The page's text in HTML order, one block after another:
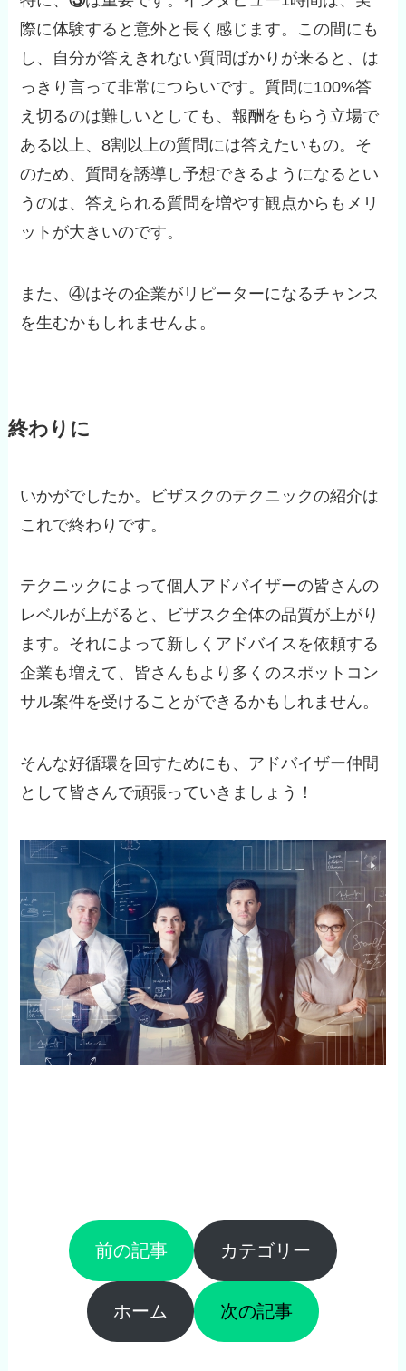
際に体験すると意外と長く感じます。この間にも
し、自分が答えきれない質問ばかりが来ると、は
っきり言って非常につらいです。質問に100%答
え切るのは難しいとしても、報酬をもらう立場で
ある以上、8割以上の質問には答えたいもの。そ
のため、質問を誘導し予想できるようになるとい
うのは、答えられる質問を増やす観点からもメリ
ットが大きいのです。
また、④はその企業がリピーターになるチャンス
を生むかもしれませんよ。
終わりに
いかがでしたか。ビザスクのテクニックの紹介は
これで終わりです。
テクニックによって個人アドバイザーの皆さんの
レベルが上がると、ビザスク全体の品質が上がり
ます。それによって新しくアドバイスを依頼する
企業も増えて、皆さんもより多くのスポットコン
サル案件を受けることができるかもしれません。
そんな好循環を回すためにも、アドバイザー仲間
として皆さんで頑張っていきましょう！
前の記事 カテゴリー
ホーム 次の記事